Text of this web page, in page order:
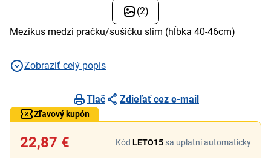
(2)
Mezikus medzi pračku/sušičku slim (hĺbka 40-46cm)
Zobraziť celý popis
Tlač Zdieľať cez e-mail
Zľavový kupón
22,87 € Kód LETO15 sa uplatní automaticky